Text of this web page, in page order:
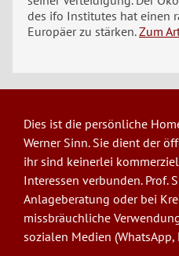
des ifo Institutes hat einen
Europäer zu stärken. Zum
Dies ist die persönliche
Werner Sinn. Sie dient der
ihr sind keinerlei
Interessen verbunden. Prof.
Anlageberatung oder bei
missbräuchliche
sozialen Medien